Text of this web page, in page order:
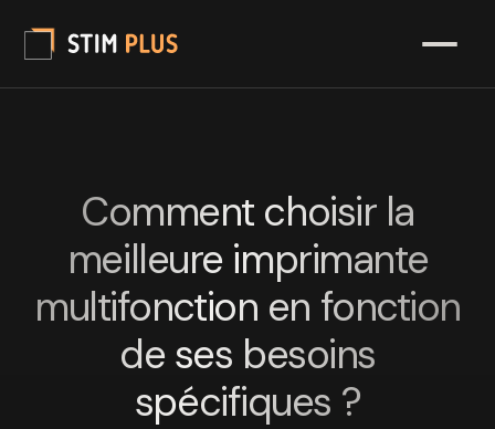
Comment choisir la
meilleure imprimante
multifonction en fonction
de ses besoins
spécifiques ?